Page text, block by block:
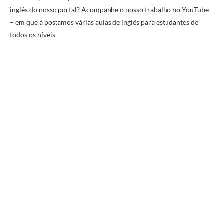
inglês do nosso portal? Acompanhe o nosso trabalho no YouTube
– em que á postamos várias aulas de inglês para estudantes de
todos os níveis.